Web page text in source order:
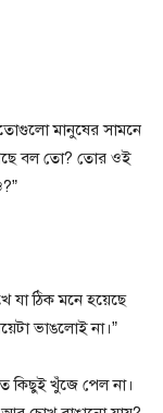
মানুষের সামনে
বল তো? তোর ওই
যা ঠিক মনে হয়েছে
ভাঙলোই না।”
কিছুই খুঁজে পেল না।